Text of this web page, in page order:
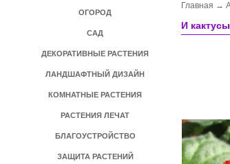
ОГОРОД
САД
ДЕКОРАТИВНЫЕ РАСТЕНИЯ
ЛАНДШАФТНЫЙ ДИЗАЙН
КОМНАТНЫЕ РАСТЕНИЯ
РАСТЕНИЯ ЛЕЧАТ
БЛАГОУСТРОЙСТВО
ЗАЩИТА РАСТЕНИЙ
Главная →
И